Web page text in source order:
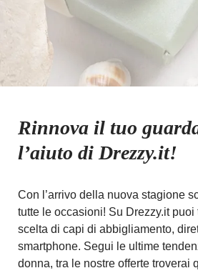
Rinnova il tuo
l’aiuto di Drezzy.it!
Con l’arrivo della nuova stagione
tutte le occasioni! Su Drezzy.it puoi
scelta di capi di abbigliamento,
smartphone. Segui le ultime
donna, tra le nostre offerte troverai